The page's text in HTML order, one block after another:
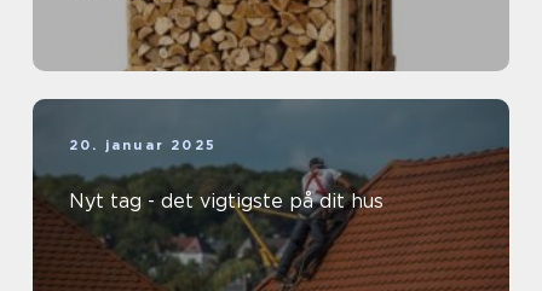
20. januar 2025
Nyt tag - det vigtigste på dit hus